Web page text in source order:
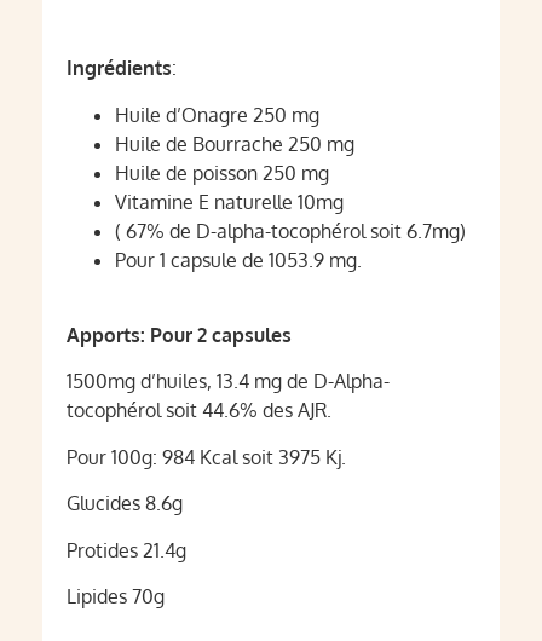
Ingrédients:
Huile d’Onagre 250 mg
Huile de Bourrache 250 mg
Huile de poisson 250 mg
Vitamine E naturelle 10mg
( 67% de D-alpha-tocophérol soit 6.7mg)
Pour 1 capsule de 1053.9 mg.
Apports: Pour 2 capsules
1500mg d’huiles, 13.4 mg de D-Alpha-
tocophérol soit 44.6% des AJR.
Pour 100g: 984 Kcal soit 3975 Kj.
Glucides 8.6g
Protides 21.4g
Lipides 70g